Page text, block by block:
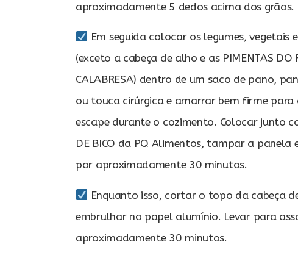
aproximadamente 5 dedos acima dos grãos.
Em seguida colocar os legumes, vegetais
(exceto a cabeça de alho e as PIMENTAS DO
CALABRESA) dentro de um saco de pano,
ou touca cirúrgica e amarrar bem firme para
escape durante o cozimento. Colocar junto
DE BICO da PQ Alimentos, tampar a panela
por aproximadamente 30 minutos.
Enquanto isso, cortar o topo da cabeça
embrulhar no papel alumínio. Levar para
aproximadamente 30 minutos.